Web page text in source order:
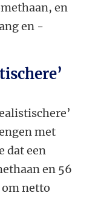
en
en -
met
dat een
en 56
om netto